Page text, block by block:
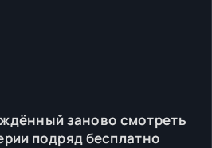
заново смотреть
подряд бесплатно